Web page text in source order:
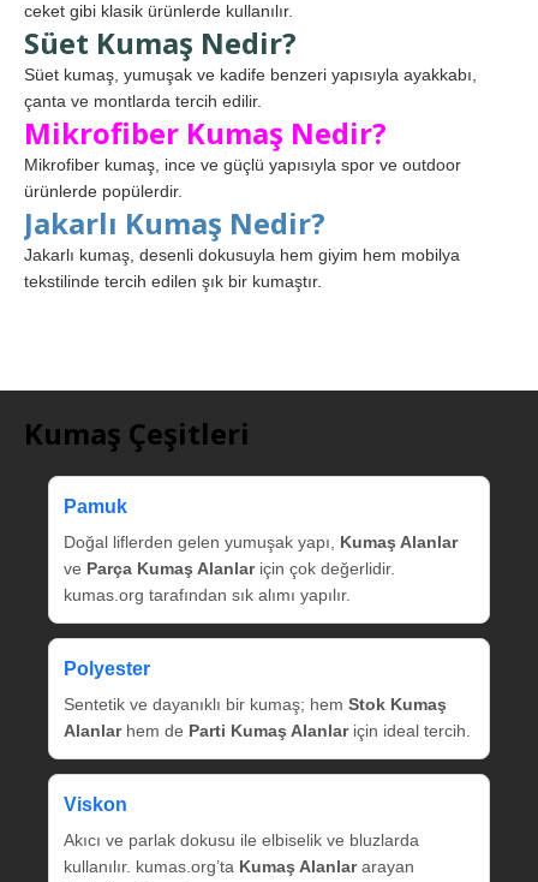
ceket gibi klasik ürünlerde kullanılır.
Süet Kumaş Nedir?
Süet kumaş, yumuşak ve kadife benzeri yapısıyla ayakkabı,
çanta ve montlarda tercih edilir.
Mikrofiber Kumaş Nedir?
Mikrofiber kumaş, ince ve güçlü yapısıyla spor ve outdoor
ürünlerde popülerdir.
Jakarlı Kumaş Nedir?
Jakarlı kumaş, desenli dokusuyla hem giyim hem mobilya
tekstilinde tercih edilen şık bir kumaştır.
Kumaş Çeşitleri
Pamuk
Doğal liflerden gelen yumuşak yapı, Kumaş Alanlar
ve Parça Kumaş Alanlariçin çok değerlidir.
kumas.org tarafından sık alımı yapılır.
Polyester
Sentetik ve dayanıklı bir kumaş; hem Stok Kumaş
Alanlarhem de Parti Kumaş Alanlariçin ideal tercih.
Viskon
Akıcı ve parlak dokusu ile elbiselik ve bluzlarda
kullanılır. kumas.org’ta Kumaş Alanlararayan